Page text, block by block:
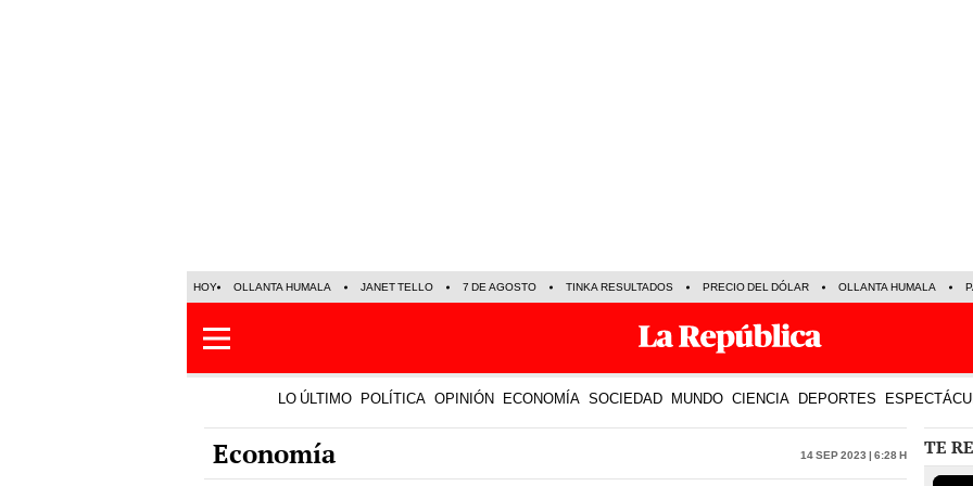
HOY OLLANTA HUMALA JANET TELLO 7 DE AGOSTO TINKA RESULTADOS PRECIO DEL DÓLAR OLLANTA HUMALA
LO ÚLTIMO POLÍTICA OPINIÓN ECONOMÍA SOCIEDAD MUNDO CIENCIA DEPORTES
Economía 14 Sep 2023 | 6:28 h TE